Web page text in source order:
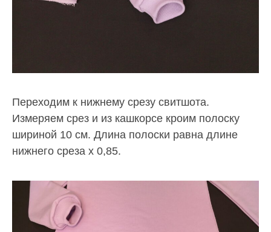
Переходим к нижнему срезу свитшота.
Измеряем срез и из кашкорсе кроим полоску
шириной 10 см. Длина полоски равна длине
нижнего среза х 0,85.